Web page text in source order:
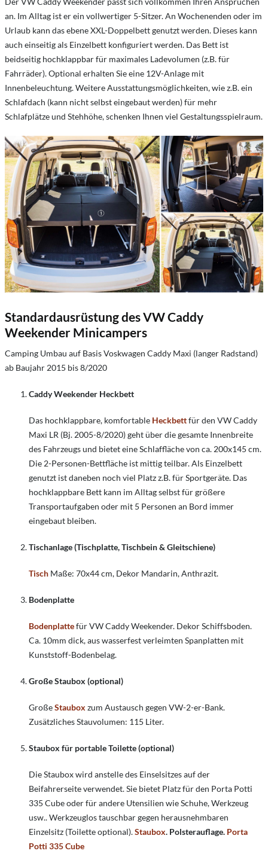
an. Im Alltag ist er ein vollwertiger 5-Sitzer. An Wochenenden oder im
Urlaub kann das ebene XXL-Doppelbett genutzt werden. Dieses kann
auch einseitig als Einzelbett konfiguriert werden. Das Bett ist
beidseitig hochklappbar für maximales Ladevolumen (z.B. für
Fahrräder). Optional erhalten Sie eine 12V-Anlage mit
Innenbeleuchtung. Weitere Ausstattungsmöglichkeiten, wie z.B. ein
Schlafdach (kann nicht selbst eingebaut werden) für mehr
Schlafplätze und Stehhöhe, schenken Ihnen viel Gestaltungsspielraum.
Standardausrüstung des VW Caddy
Weekender Minicampers
Camping Umbau auf Basis Voskwagen Caddy Maxi (langer Radstand)
ab Baujahr 2015 bis 8/2020
Caddy Weekender Heckbett
Das hochklappbare, komfortable Heckbettfür den VW Caddy
Maxi LR (Bj. 2005-8/2020) geht über die gesamte Innenbreite
des Fahrzeugs und bietet eine Schlaffläche von ca. 200x145 cm.
Die 2-Personen-Bettfläche ist mittig teilbar. Als Einzelbett
genutzt ist daneben noch viel Platz z.B. für Sportgeräte. Das
hochklappbare Bett kann im Alltag selbst für größere
Transportaufgaben oder mit 5 Personen an Bord immer
eingebaut bleiben.
Tischanlage (Tischplatte, Tischbein & Gleitschiene)
Tisch Maße: 70x44 cm, Dekor Mandarin, Anthrazit.
Bodenplatte
Bodenplattefür VW Caddy Weekender. Dekor Schiffsboden.
Ca. 10mm dick, aus wasserfest verleimten Spanplatten mit
Kunststoff-Bodenbelag.
Große Staubox (optional)
GroßeStaubox zum Austausch gegen VW-2-er-Bank.
Zusätzliches Stauvolumen: 115 Liter.
Staubox für portable Toilette (optional)
Die Staubox wird anstelle des Einselsitzes auf der
Beifahrerseite verwendet. Sie bietet Platz für den Porta Potti
335 Cube oder für andere Utensilien wie Schuhe, Werkzeug
usw.. Werkzeuglos tauschbar gegen herausnehmbaren
Einzelsitz (Toilette optional).Staubox. Polsterauflage. Porta
Potti 335 Cube